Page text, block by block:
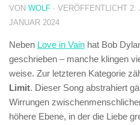
VON WOLF · VERÖFFENTLICHT 2.
JANUAR 2024
Neben Love in Vain hat Bob
geschrieben – manche klingen
weise. Zur letzteren Kategorie
Limit. Dieser Song abstrahiert
Wirrungen
höhere Ebene, in der die Liebe